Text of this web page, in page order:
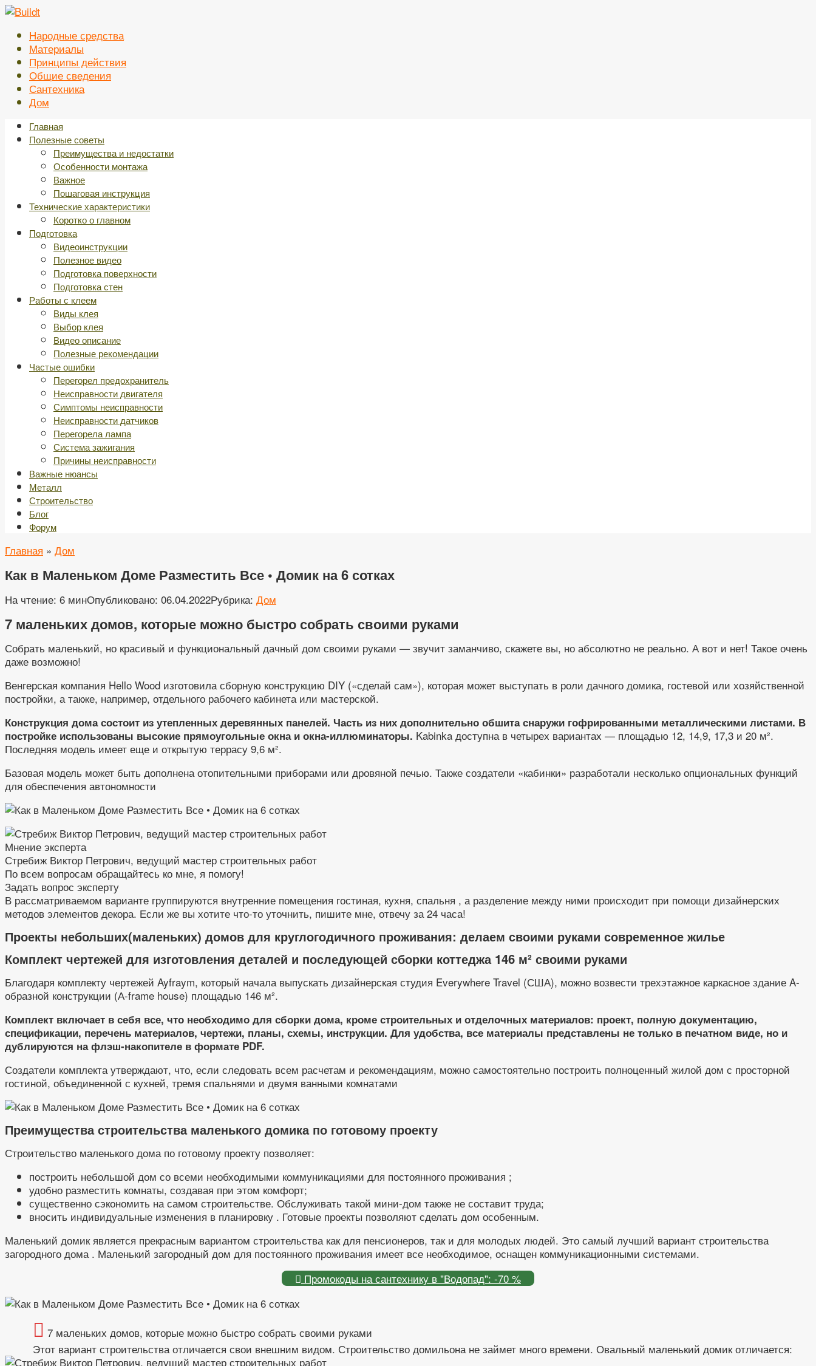
Перейти
контентуНародные средства
Материалы
Принципы действия
Общие сведения
Сантехника
Дом
Главная
Полезные советы
Преимущества и недостатки
Особенности монтажа
Важное
Пошаговая инструкция
Технические характеристики
Коротко о главном
Подготовка
Видеоинструкции
Полезное видео
Подготовка поверхности
Подготовка стен
Работы с клеем
Виды клея
Выбор клея
Видео описание
Полезные рекомендации
Частые ошибки
Перегорел предохранитель
Неисправности двигателя
Симптомы неисправности
Неисправности датчиков
Перегорела лампа
Система зажигания
Причины неисправности
Важные нюансы
Металл
Строительство
Блог
Форум
Главная » Дом
Как в Маленьком Доме Разместить Все • Домик на 6 сотках
На чтение: 6 минОпубликовано: 06.04.2022Рубрика: Дом
7 маленьких домов, которые можно быстро собрать своими руками
Собрать маленький, но красивый и функциональный дачный дом своими руками — звучит заманчиво, скажете вы, но абсолютно не реально. А вот и нет! Такое очень
даже возможно!
Венгерская компания Hello Wood изготовила сборную конструкцию DIY («сделай сам»), которая может выступать в роли дачного домика, гостевой или хозяйственной
постройки, а также, например, отдельного рабочего кабинета или мастерской.
Конструкция дома состоит из утепленных деревянных панелей. Часть из них дополнительно обшита снаружи гофрированными металлическими листами. В
постройке использованы высокие прямоугольные окна и окна-иллюминаторы. Kabinka доступна в четырех вариантах — площадью 12, 14,9, 17,3 и 20 м².
Последняя модель имеет еще и открытую террасу 9,6 м².
Базовая модель может быть дополнена отопительными приборами или дровяной печью. Также создатели «кабинки» разработали несколько опциональных функций
для обеспечения автономности
Мнение эксперта
Стребиж Виктор Петрович, ведущий мастер строительных работ
По всем вопросам обращайтесь ко мне, я помогу!
Задать вопрос эксперту
В рассматриваемом варианте группируются внутренние помещения гостиная, кухня, спальня , а разделение между ними происходит при помощи дизайнерских
методов элементов декора. Если же вы хотите что-то уточнить, пишите мне, отвечу за 24 часа!
Проекты небольших(маленьких) домов для круглогодичного проживания: делаем своими руками современное жилье
Комплект чертежей для изготовления деталей и последующей сборки коттеджа 146 м² своими руками
Благодаря комплекту чертежей Ayfraym, который начала выпускать дизайнерская студия Everywhere Travel (США), можно возвести трехэтажное каркасное здание A-
образной конструкции (А-frame house) площадью 146 м².
Комплект включает в себя все, что необходимо для сборки дома, кроме строительных и отделочных материалов: проект, полную документацию,
спецификации, перечень материалов, чертежи, планы, схемы, инструкции. Для удобства, все материалы представлены не только в печатном виде, но и
дублируются на флэш-накопителе в формате PDF.
Создатели комплекта утверждают, что, если следовать всем расчетам и рекомендациям, можно самостоятельно построить полноценный жилой дом с просторной
гостиной, объединенной с кухней, тремя спальнями и двумя ванными комнатами
Преимущества строительства маленького домика по готовому проекту
Строительство маленького дома по готовому проекту позволяет:
построить небольшой дом со всеми необходимыми коммуникациями для постоянного проживания ;
удобно разместить комнаты, создавая при этом комфорт;
существенно сэкономить на самом строительстве. Обслуживать такой мини-дом также не составит труда;
вносить индивидуальные изменения в планировку . Готовые проекты позволяют сделать дом особенным.
Маленький домик является прекрасным вариантом строительства как для пенсионеров, так и для молодых людей. Это самый лучший вариант строительства
загородного дома . Маленький загородный дом для постоянного проживания имеет все необходимое, оснащен коммуникационными системами.
Промокоды на сантехнику в "Водопад": -70 %
7 маленьких домов, которые можно быстро собрать своими руками
Этот вариант строительства отличается свои внешним видом. Строительство домильона не займет много времени. Овальный маленький домик отличается: